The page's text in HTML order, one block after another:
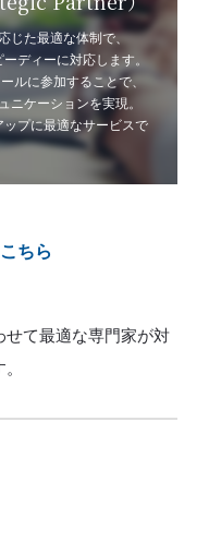
じた最適な体制で、
ディーに対応します。
ルに参加することで、
ニケーションを実現。
プに最適なサービスで
ちら
て最適な専門家が対